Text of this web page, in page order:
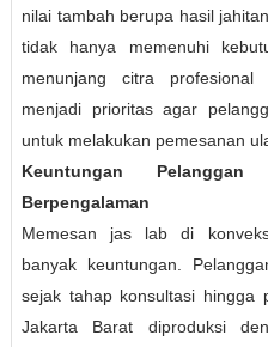
nilai tambah berupa hasil
tidak hanya memenuhi
menunjang citra profesional
menjadi prioritas agar
untuk melakukan pemesanan
Keuntungan
Berpengalaman
Memesan jas lab di
banyak keuntungan.
sejak tahap konsultasi hingga
Jakarta Barat diproduksi